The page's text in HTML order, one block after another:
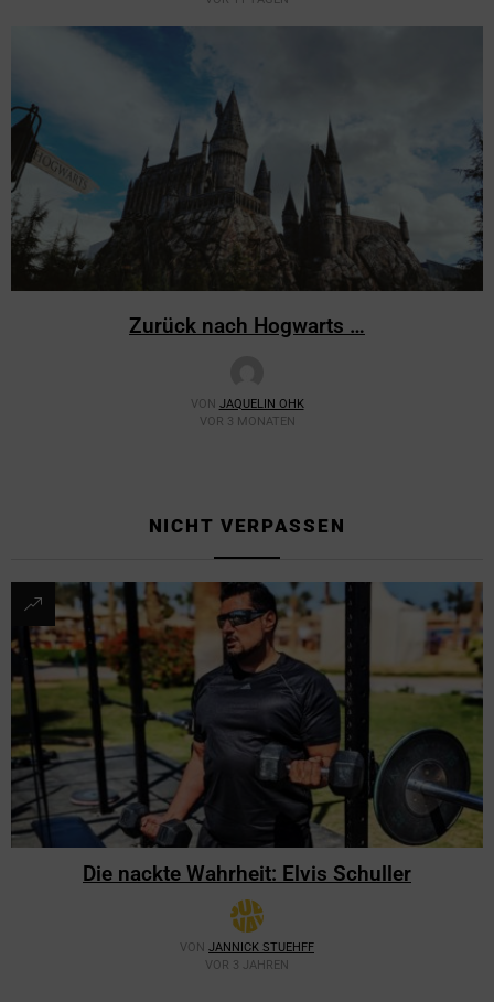
Zurück nach Hogwarts …
VON JAQUELIN OHK
VOR 3 MONATEN
NICHT VERPASSEN
Die nackte Wahrheit: Elvis Schuller
VON JANNICK STUEHFF
VOR 3 JAHREN